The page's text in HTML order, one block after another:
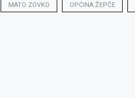
MATO ZOVKO OPĆINA ŽEPČE